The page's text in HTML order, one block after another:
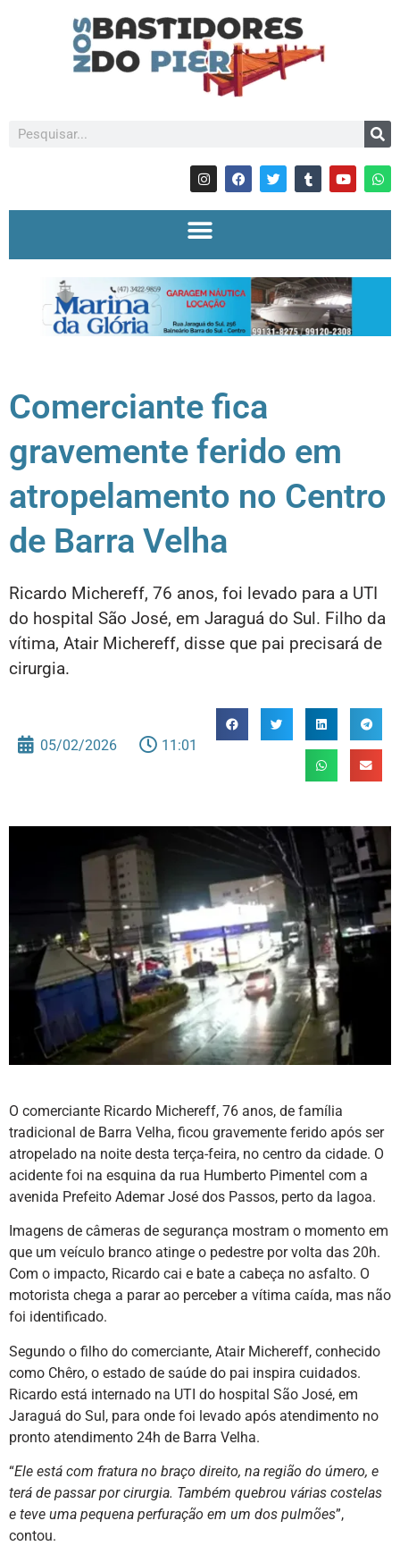
Comerciante fica
gravemente ferido em
atropelamento no Centro
de Barra Velha
Ricardo Michereff, 76 anos, foi levado para a UTI
do hospital São José, em Jaraguá do Sul. Filho da
vítima, Atair Michereff, disse que pai precisará de
cirurgia.
05/02/2026 11:01
O comerciante Ricardo Michereff, 76 anos, de família
tradicional de Barra Velha, ficou gravemente ferido após ser
atropelado na noite desta terça-feira, no centro da cidade. O
acidente foi na esquina da rua Humberto Pimentel com a
avenida Prefeito Ademar José dos Passos, perto da lagoa.
Imagens de câmeras de segurança mostram o momento em
que um veículo branco atinge o pedestre por volta das 20h.
Com o impacto, Ricardo cai e bate a cabeça no asfalto. O
motorista chega a parar ao perceber a vítima caída, mas não
foi identificado.
Segundo o filho do comerciante, Atair Michereff, conhecido
como Chêro, o estado de saúde do pai inspira cuidados.
Ricardo está internado na UTI do hospital São José, em
Jaraguá do Sul, para onde foi levado após atendimento no
pronto atendimento 24h de Barra Velha.
“Ele está com fratura no braço direito, na região do úmero, e
terá de passar por cirurgia. Também quebrou várias costelas
e teve uma pequena perfuração em um dos pulmões”,
contou.